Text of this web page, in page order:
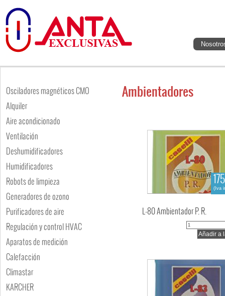
Osciladores magnéticos CMO
Alquiler
Aire acondicionado
Ventilación
Deshumidificadores
Humidificadores
Robots de limpieza
Generadores de ozono
Purificadores de aire
Regulación y control HVAC
Aparatos de medición
Calefacción
Climastar
KARCHER
Ambientadores
L-80 Ambientador P. R.
(Iva